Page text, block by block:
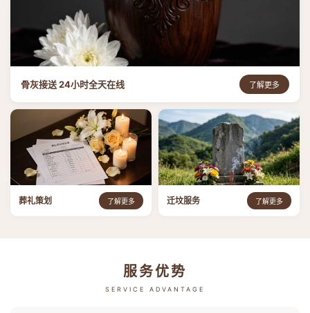
骨灰接送 24小时全天在线 了解更多
葬礼策划 了解更多 迁坟服务 了解更多
服务优势
SERVICE ADVANTAGE